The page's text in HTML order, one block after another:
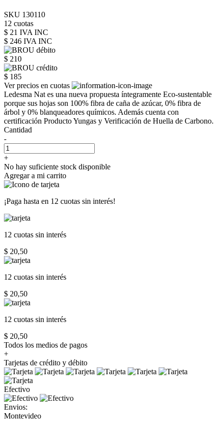
SKU 130110
12 cuotas
$ 21 IVA INC
$ 246 IVA INC
$ 210
$ 185
Ver precios en cuotas
Ledesma Nat es una nueva propuesta íntegramente Eco-sustentable
porque sus hojas son 100% fibra de caña de azúcar, 0% fibra de
árbol y 0% blanqueadores químicos. Además cuenta con
certificación Producto Yungas y Verificación de Huella de Carbono.
Cantidad
-
+
No hay suficiente stock disponible
Agregar a mi carrito
¡Paga hasta en 12 cuotas sin interés!
12 cuotas sin interés
$ 20,50
12 cuotas sin interés
$ 20,50
12 cuotas sin interés
$ 20,50
Todos los medios de pagos
+
Tarjetas de crédito y débito
Efectivo
Envios:
Montevideo